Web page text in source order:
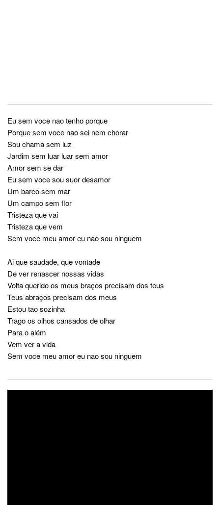
Eu sem voce nao tenho porque
Porque sem voce nao sei nem chorar
Sou chama sem luz
Jardim sem luar luar sem amor
Amor sem se dar
Eu sem voce sou suor desamor
Um barco sem mar
Um campo sem flor
Tristeza que vai
Tristeza que vem
Sem voce meu amor eu nao sou ninguem
Ai que saudade, que vontade
De ver renascer nossas vidas
Volta querido os meus braços precisam dos teus
Teus abraços precisam dos meus
Estou tao sozinha
Trago os olhos cansados de olhar
Para o além
Vem ver a vida
Sem voce meu amor eu nao sou ninguem